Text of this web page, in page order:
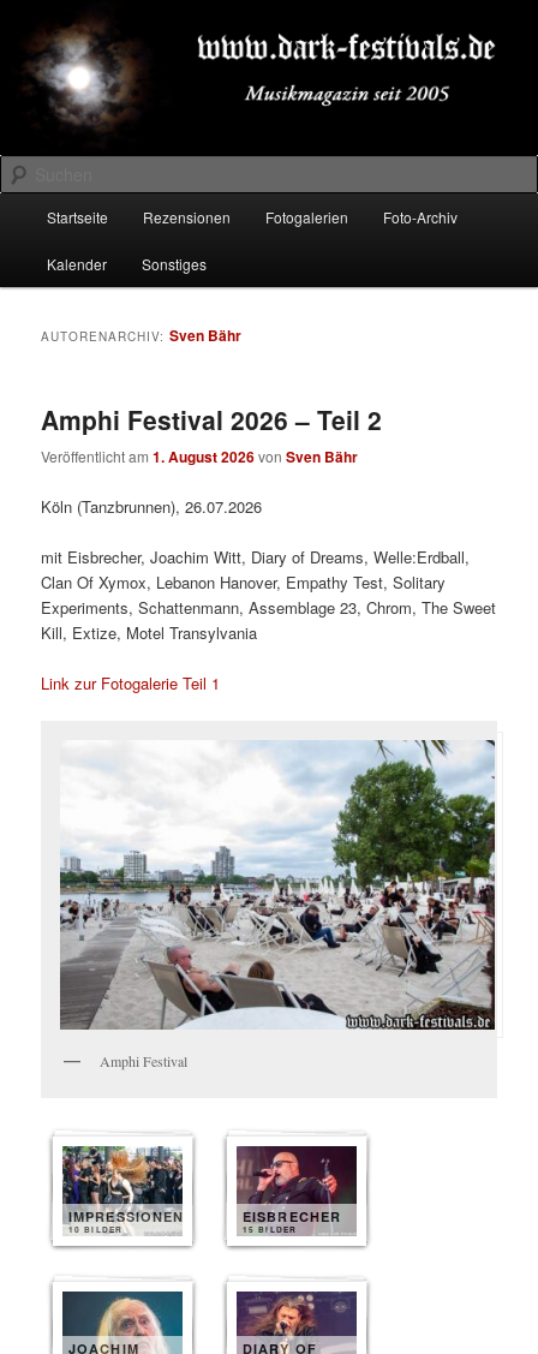
primären
Inhalt
springen
sekundären
Inhalt
springenDARK-FESTIVALS.DE
Suchen
Startseite Rezensionen Fotogalerien Foto-Archiv
Kalender Sonstiges
AUTORENARCHIV:Sven Bähr
Amphi Festival 2026 – Teil 2
Veröffentlicht am1. August 2026vonSven Bähr
Köln (Tanzbrunnen), 26.07.2026
mit Eisbrecher, Joachim Witt, Diary of Dreams, Welle:Erdball,
Clan Of Xymox, Lebanon Hanover, Empathy Test, Solitary
Experiments, Schattenmann, Assemblage 23, Chrom, The Sweet
Kill, Extize, Motel Transylvania
Link zur Fotogalerie Teil 1
Amphi Festival
IMPRESSIONEN
10 BILDER
EISBRECHER
15 BILDER
JOACHIM DIARY OF